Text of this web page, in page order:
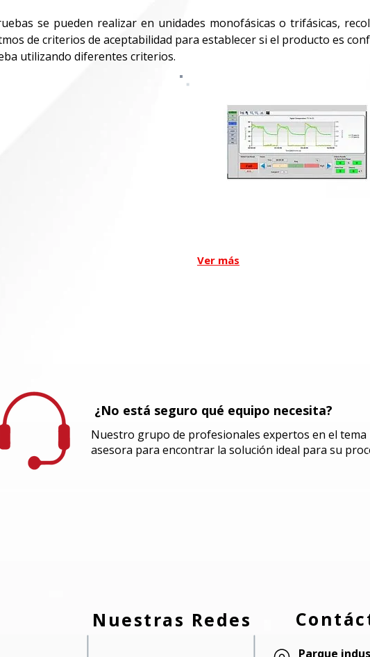
Ver más
se pueden realizar en unidades monofásicas o trifásicas,
de criterios de aceptabilidad para establecer si el producto es
utilizando diferentes criterios.
¿No está seguro qué equipo necesita?
Nuestro grupo de profesionales expertos en el tema
asesora para encontrar la solución ideal para su
Nuestras Redes
Parque